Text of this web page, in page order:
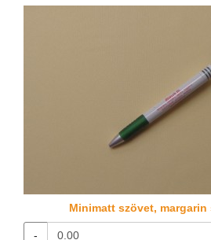
Minimatt szövet, margarin
-